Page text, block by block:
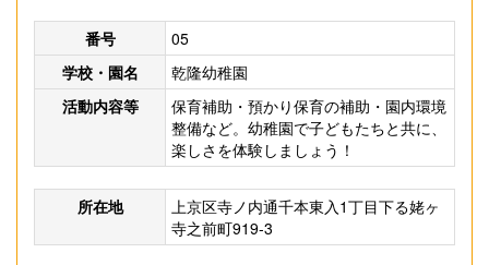
番号
05
学校・園名
乾隆幼稚園
活動内容等
保育補助・預かり保育の補助・園内環境
整備など。幼稚園で子どもたちと共に、
楽しさを体験しましょう！
所在地
上京区寺ノ内通千本東入1丁目下る姥ヶ
寺之前町919-3